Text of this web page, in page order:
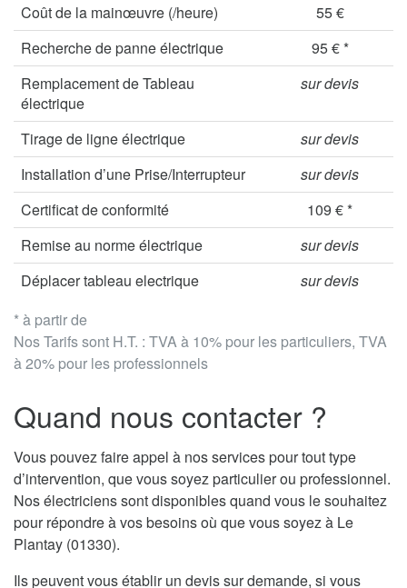
* à partir de
Nos Tarifs sont H.T. : TVA à 10% pour les particuliers, TVA
à 20% pour les professionnels
Coût de la mainœuvre (/heure)
55 €
Recherche de panne électrique
95 € *
Remplacement de Tableau
électrique
sur devis
Tirage de ligne électrique
sur devis
Installation d’une Prise/Interrupteur
sur devis
Certificat de conformité
109 € *
Remise au norme électrique
sur devis
Déplacer tableau electrique
sur devis
Quand nous contacter ?
Vous pouvez faire appel à nos services pour tout type
d’intervention, que vous soyez particulier ou professionnel.
Nos électriciens sont disponibles quand vous le souhaitez
pour répondre à vos besoins où que vous soyez à Le
Plantay (01330).
Ils peuvent vous établir un devis sur demande, si vous